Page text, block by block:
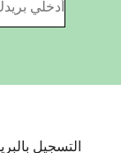
التسجيل